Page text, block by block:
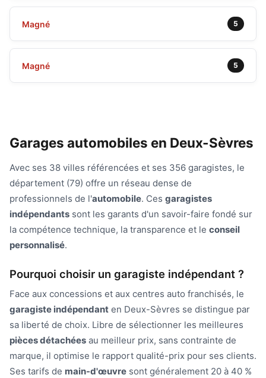
Magné 5
Magné 5
Garages automobiles en Deux-Sèvres
Avec ses 38 villes référencées et ses 356 garagistes, le
département (79) offre un réseau dense de
professionnels de l'automobile. Ces garagistes
indépendants sont les garants d'un savoir-faire fondé sur
la compétence technique, la transparence et le conseil
personnalisé.
Pourquoi choisir un garagiste indépendant ?
Face aux concessions et aux centres auto franchisés, le
garagiste indépendant en Deux-Sèvres se distingue par
sa liberté de choix. Libre de sélectionner les meilleures
pièces détachées au meilleur prix, sans contrainte de
marque, il optimise le rapport qualité-prix pour ses clients.
Ses tarifs de main-d'œuvre sont généralement 20 à 40 %